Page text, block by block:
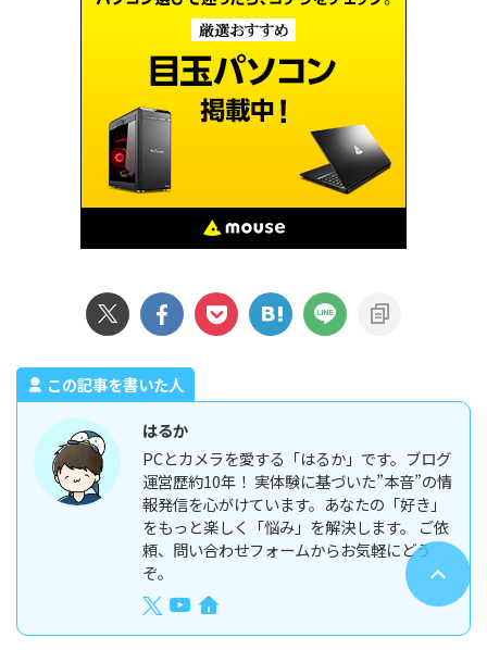
この記事を書いた人
はるか
PCとカメラを愛する「はるか」です。ブログ
運営歴約10年！ 実体験に基づいた”本音”の情
報発信を心がけています。あなたの「好き」
をもっと楽しく「悩み」を解決します。 ご依
頼、問い合わせフォームからお気軽にどう
ぞ。